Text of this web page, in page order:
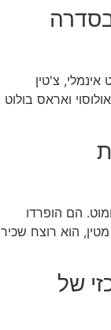
צ'טין
ואראס בולוט
הם הופרדו
הוא רוצח שכיר
של